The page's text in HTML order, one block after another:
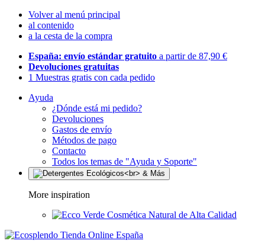
Volver al menú principal
al contenido
a la cesta de la compra
España: envío estándar gratuito a partir de 87,90 €
Devoluciones gratuitas
1 Muestras gratis con cada pedido
Ayuda
¿Dónde está mi pedido?
Devoluciones
Gastos de envío
Métodos de pago
Contacto
Todos los temas de "Ayuda y Soporte"
More inspiration
Cosmética Natural de Alta Calidad